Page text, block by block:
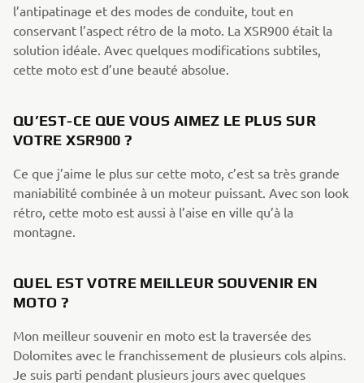
l’antipatinage et des modes de conduite, tout en
conservant l’aspect rétro de la moto. La XSR900 était la
solution idéale. Avec quelques modifications subtiles,
cette moto est d’une beauté absolue.
QU’EST-CE QUE VOUS AIMEZ LE PLUS SUR
VOTRE XSR900 ?
Ce que j’aime le plus sur cette moto, c’est sa très grande
maniabilité combinée à un moteur puissant. Avec son look
rétro, cette moto est aussi à l’aise en ville qu’à la
montagne.
QUEL EST VOTRE MEILLEUR SOUVENIR EN
MOTO ?
Mon meilleur souvenir en moto est la traversée des
Dolomites avec le franchissement de plusieurs cols alpins.
Je suis parti pendant plusieurs jours avec quelques